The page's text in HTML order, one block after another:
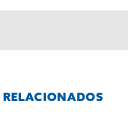
RELACIONADOS